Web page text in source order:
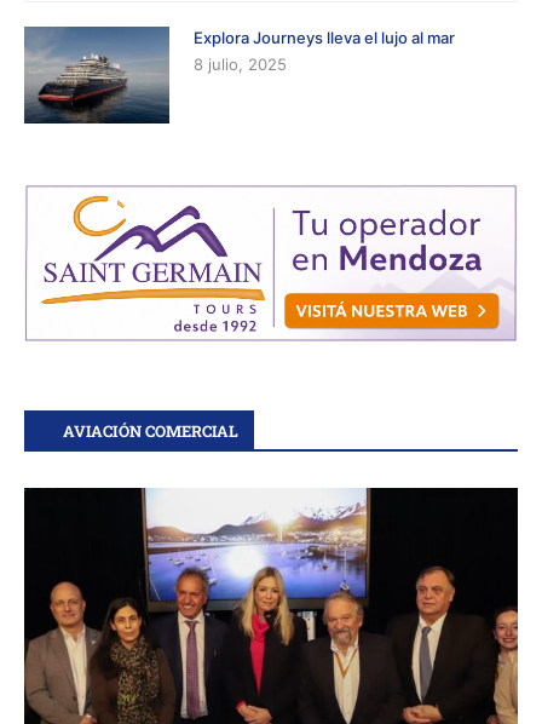
Explora Journeys lleva el lujo al mar
8 julio, 2025
AVIACIÓN COMERCIAL